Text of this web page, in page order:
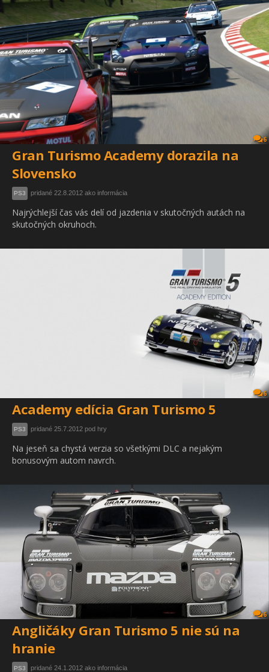
6
Gran Turismo Academy dorazila na
Slovensko
PS3 pridané 22.8.2012 ako informácia
Najrýchlejší čas vás delí od jazdenia v skutočných autách na
skutočných okruhoch.
6
Academy edícia Gran Turismo 5
PS3 pridané 25.7.2012 pod hry
Na jeseň sa chystá verzia so všetkými DLC a nejakým
bonusovým autom navrch.
6
Angličáky Gran Turismo 5 nie sú na
hranie
PS3 pridané 24.1.2012 ako informácia